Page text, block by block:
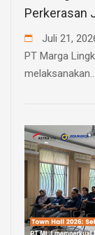
Perkerasan
Juli 21,
PT Marga
melaksanakan...